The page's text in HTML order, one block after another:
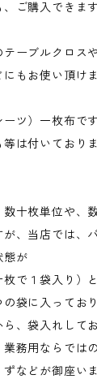
ご購入できます
ーブルクロス
もお使い頂けま
ツ）一枚布です
は付いておりま
十枚単位や、
当店では、バ
が
１袋入り）と
に入っており
袋入れしてお
用ならではの
などが御座い